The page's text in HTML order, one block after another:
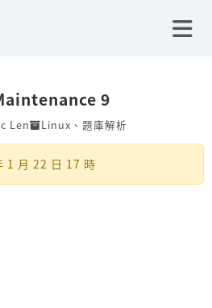
9
Len Linux 、 題庫解析
1 月 22 日 17 時